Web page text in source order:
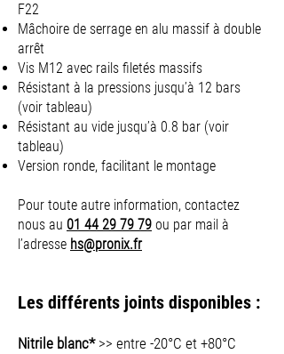
F22
Mâchoire de serrage en alu massif à double
arrêt
Vis M12 avec rails filetés massifs
Résistant à la pressions jusqu’à 12 bars
(voir tableau)
Résistant au vide jusqu’à 0.8 bar (voir
tableau)
Version ronde, facilitant le montage
Pour toute autre information, contactez
nous au 01 44 29 79 79 ou par mail à
l’adresse hs@pronix.fr
Les différents joints disponibles :
Nitrile blanc*>> entre -20°C et +80°C